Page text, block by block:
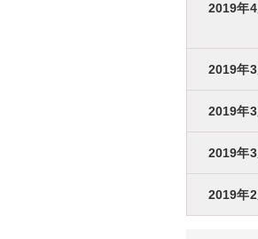
2019年4
2019年3
2019年3
2019年3
2019年2